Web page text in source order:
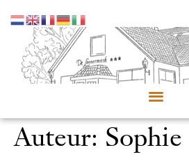
Auteur: